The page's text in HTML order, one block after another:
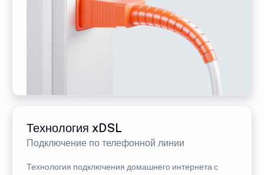
Технология xDSL
Подключение по телефонной линии
Технология подключения домашнего интернета с